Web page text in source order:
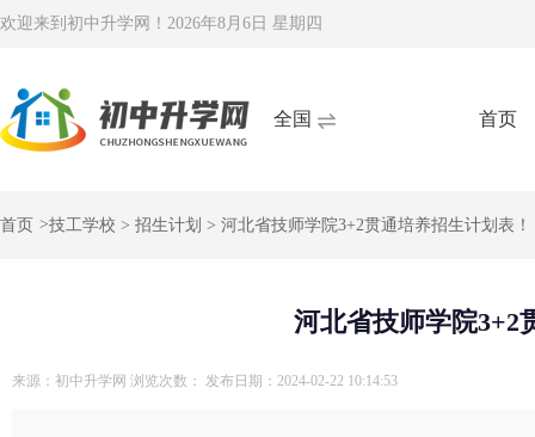
欢迎来到初中升学网！ 2026年8月6日 星期四
全国 首页
首页 >技工学校 > 招生计划 > 河北省技师学院3+2贯通培养招生计划表！
河北省技师学院3+2
来源：初中升学网 浏览次数： 发布日期：2024-02-22 10:14:53